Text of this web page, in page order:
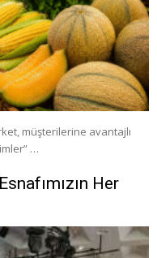
müşterilerine avantajlı
…
Her